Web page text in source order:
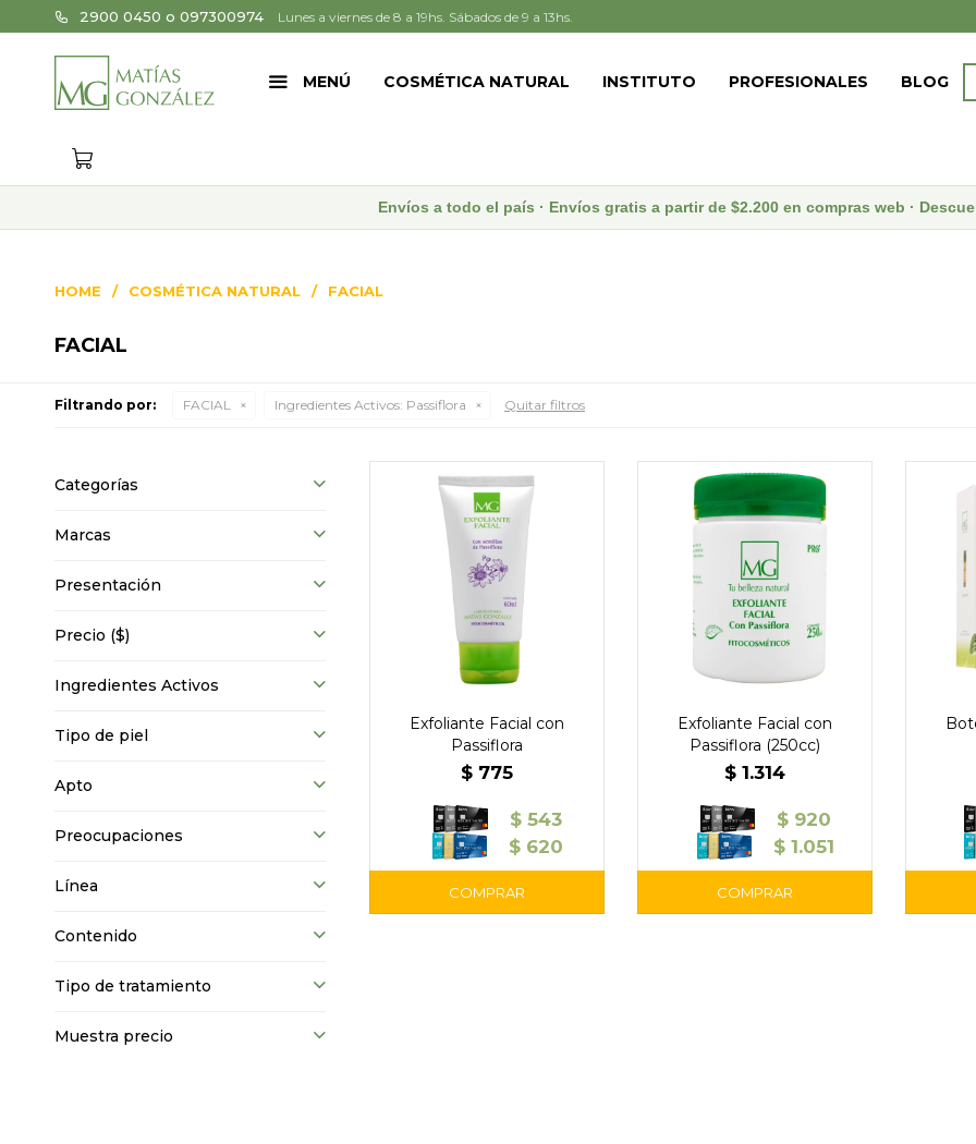
MENÚ COSMÉTICA NATURAL INSTITUTO PROFESIONALES BLOG
2900 0450 o 097300974 Lunes a viernes de 8 a 19hs. Sábados de 9 a 13hs.
Envíos a todo el país · Envíos gratis a partir de $2.200 en compras web ·
HOME COSMÉTICA NATURAL FACIAL
FACIAL
Filtrando por: FACIAL Ingredientes Activos: Passiflora Quitar filtros
Exfoliante Facial con
Passiflora
$ 775
$ 543
$ 620
Exfoliante Facial con
Passiflora (250cc)
$ 1.314
$ 920
$ 1.051
Categorías
Marcas
Presentación
Precio ($)
Ingredientes Activos
Tipo de piel
Apto
Preocupaciones
Línea
Contenido
Tipo de tratamiento
Muestra precio